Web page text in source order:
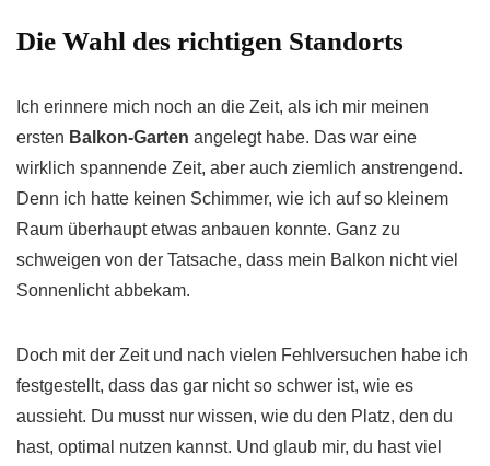
Die Wahl des richtigen Standorts
Ich erinnere mich noch an die Zeit, als ich mir meinen
ersten Balkon-Garten angelegt habe. Das war eine
wirklich spannende Zeit, aber auch ziemlich anstrengend.
Denn ich hatte keinen Schimmer, wie ich auf so kleinem
Raum überhaupt etwas anbauen konnte. Ganz zu
schweigen von der Tatsache, dass mein Balkon nicht viel
Sonnenlicht abbekam.
Doch mit der Zeit und nach vielen Fehlversuchen habe ich
festgestellt, dass das gar nicht so schwer ist, wie es
aussieht. Du musst nur wissen, wie du den Platz, den du
hast, optimal nutzen kannst. Und glaub mir, du hast viel